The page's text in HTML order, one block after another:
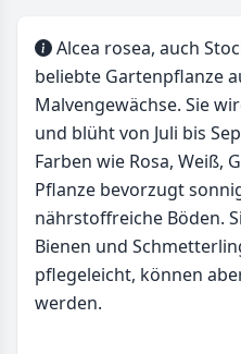
Alcea rosea, auch
beliebte Gartenpflanze
Malvengewächse. Sie
und blüht von Juli bis
Farben wie Rosa, Weiß,
Pflanze bevorzugt
nährstoffreiche Böden.
Bienen und
pflegeleicht, können
werden.